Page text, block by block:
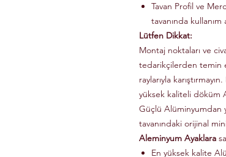
Tavan Profil ve
tavanında kullanım
Lütfen Dikkat:
Montaj noktaları ve
tedarikçilerden temin
raylarıyla
yüksek kaliteli döküm
Güçlü Alüminyumdan
tavanındaki orijinal
Aleminyum Ayaklara
En yüksek kalite